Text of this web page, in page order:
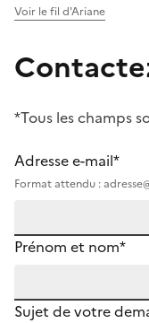
Voir le fil d'Ariane
*Tous les champs
Adresse e-mail*
Format attendu :
Prénom et nom*
Sujet de votre